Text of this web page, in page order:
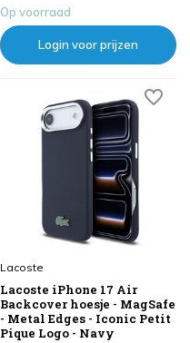
Op voorraad
Login voor prijzen
Lacoste
Lacoste iPhone 17 Air
Backcover hoesje - MagSafe
- Metal Edges - Iconic Petit
Pique Logo - Navy